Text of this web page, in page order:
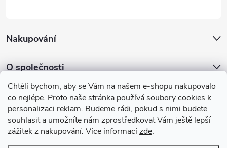
Chtěli bychom, aby se Vám na našem e-shopu nakupovalo
co nejlépe. Proto naše stránka používá soubory cookies k
personalizaci reklam. Budeme rádi, pokud s nimi budete
souhlasit a umožníte nám zprostředkovat Vám ještě lepší
zážitek z nakupování. Více informacízde.
u
Nakupování
O společnosti
Facebook
Užitečné informace